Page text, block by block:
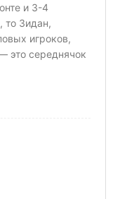
и 3-4
то Зидан,
игроков,
это середнячок